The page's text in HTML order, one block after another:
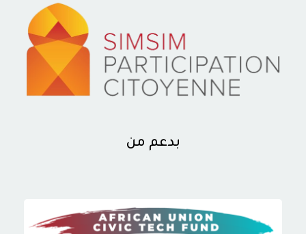
بدعم من